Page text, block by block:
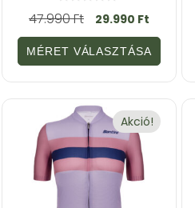
0
a
z
5
-
b
ő
47.990Ft 29.990 Ft
MÉRET VÁLASZTÁSA
Akció!